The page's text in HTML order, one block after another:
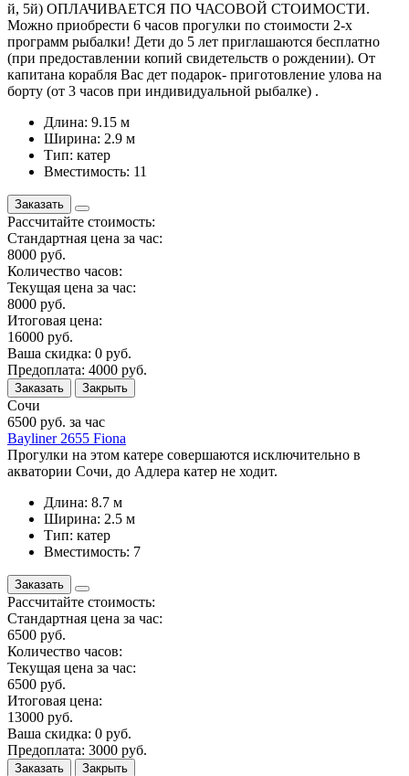
й, 5й) ОПЛАЧИВАЕТСЯ ПО ЧАСОВОЙ СТОИМОСТИ.
Можно приобрести 6 часов прогулки по стоимости 2-х
программ рыбалки! Дети до 5 лет приглашаются бесплатно
(при предоставлении копий свидетельств о рождении). От
капитана корабля Вас дет подарок- приготовление улова на
борту (от 3 часов при индивидуальной рыбалке) .
Длина: 9.15 м
Ширина: 2.9 м
Тип: катер
Вместимость: 11
Заказать
Рассчитайте стоимость:
Стандартная цена за час:
8000 руб.
Количество часов:
Текущая цена за час:
8000 руб.
Итоговая цена:
16000 руб.
Ваша скидка: 0 руб.
Предоплата: 4000 руб.
Заказать Закрыть
Сочи
6500 руб. за час
Bayliner 2655 Fiona
Прогулки на этом катере совершаются исключительно в
акватории Сочи, до Адлера катер не ходит.
Длина: 8.7 м
Ширина: 2.5 м
Тип: катер
Вместимость: 7
Заказать
Рассчитайте стоимость:
Стандартная цена за час:
6500 руб.
Количество часов:
Текущая цена за час:
6500 руб.
Итоговая цена:
13000 руб.
Ваша скидка: 0 руб.
Предоплата: 3000 руб.
Заказать Закрыть